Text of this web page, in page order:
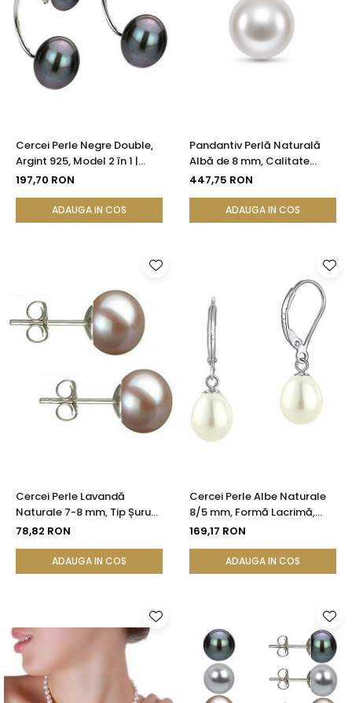
Cercei Perle Negre Double,
Argint 925, Model 2 în 1 |
KASKADDA®
197,70 RON
ADAUGA IN COS
Pandantiv Perlă Naturală
Albă de 8 mm, Calitate
AAA+ și Aur 14K (aur 585) |
447,75 RON
ADAUGA IN COS
Cercei Perle Lavandă
Naturale 7-8 mm, Tip Șurub,
Argint 925 - Calitate AAA |
78,82 RON
ADAUGA IN COS
Cercei Perle Albe Naturale
8/5 mm, Formă Lacrimă,
Tortiță Închisă, Argint 925 |
169,17 RON
ADAUGA IN COS